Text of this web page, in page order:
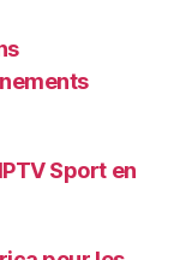
Sport en